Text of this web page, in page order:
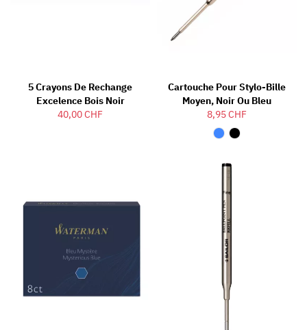
5 Crayons De Rechange
Excelence Bois Noir
40,00 CHF
Cartouche Pour Stylo-Bille
Moyen, Noir Ou Bleu
8,95 CHF